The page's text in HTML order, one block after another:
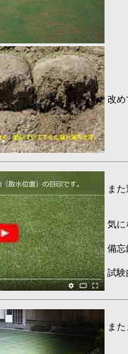
改め
また
気に
備忘
試験
また